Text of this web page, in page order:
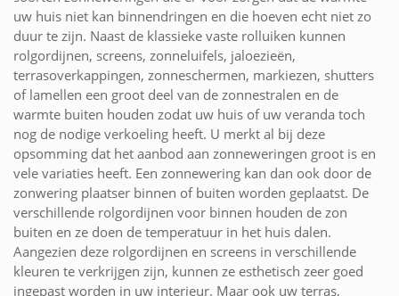
uw huis niet kan binnendringen en die hoeven echt niet zo
duur te zijn. Naast de klassieke vaste rolluiken kunnen
rolgordijnen, screens, zonneluifels, jaloezieën,
terrasoverkappingen, zonneschermen, markiezen, shutters
of lamellen een groot deel van de zonnestralen en de
warmte buiten houden zodat uw huis of uw veranda toch
nog de nodige verkoeling heeft. U merkt al bij deze
opsomming dat het aanbod aan zonneweringen groot is en
vele variaties heeft. Een zonnewering kan dan ook door de
zonwering plaatser binnen of buiten worden geplaatst. De
verschillende rolgordijnen voor binnen houden de zon
buiten en ze doen de temperatuur in het huis dalen.
Aangezien deze rolgordijnen en screens in verschillende
kleuren te verkrijgen zijn, kunnen ze esthetisch zeer goed
ingepast worden in uw interieur. Maar ook uw terras,